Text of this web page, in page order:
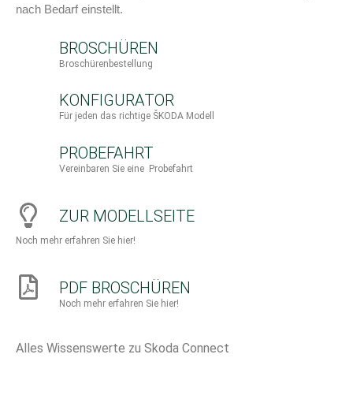
nach Bedarf einstellt.
BROSCHÜREN
Broschürenbestellung
KONFIGURATOR
Für jeden das richtige ŠKODA Modell
PROBEFAHRT
Vereinbaren Sie eine Probefahrt
ZUR MODELLSEITE
Noch mehr erfahren Sie hier!
PDF BROSCHÜREN
Noch mehr erfahren Sie hier!
Alles Wissenswerte zu Skoda Connect